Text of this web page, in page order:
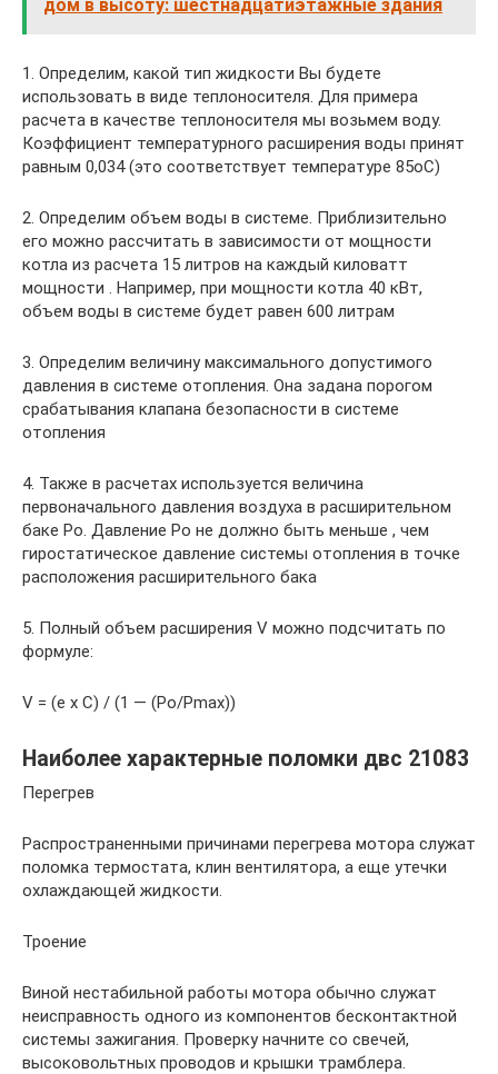
дом в высоту: шестнадцатиэтажные здания
1. Определим, какой тип жидкости Вы будете
использовать в виде теплоносителя. Для примера
расчета в качестве теплоносителя мы возьмем воду.
Коэффициент температурного расширения воды принят
равным 0,034 (это соответствует температуре 85oС)
2. Определим объем воды в системе. Приблизительно
его можно рассчитать в зависимости от мощности
котла из расчета 15 литров на каждый киловатт
мощности . Например, при мощности котла 40 кВт,
объем воды в системе будет равен 600 литрам
3. Определим величину максимального допустимого
давления в системе отопления. Она задана порогом
срабатывания клапана безопасности в системе
отопления
4. Также в расчетах используется величина
первоначального давления воздуха в расширительном
баке Ро. Давление Ро не должно быть меньше , чем
гиростатическое давление системы отопления в точке
расположения расширительного бака
5. Полный объем расширения V можно подсчитать по
формуле:
V = (e x C) / (1 — (Po/Pmax))
Наиболее характерные поломки двс 21083
Перегрев
Распространенными причинами перегрева мотора служат
поломка термостата, клин вентилятора, а еще утечки
охлаждающей жидкости.
Троение
Виной нестабильной работы мотора обычно служат
неисправность одного из компонентов бесконтактной
системы зажигания. Проверку начните со свечей,
высоковольтных проводов и крышки трамблера.